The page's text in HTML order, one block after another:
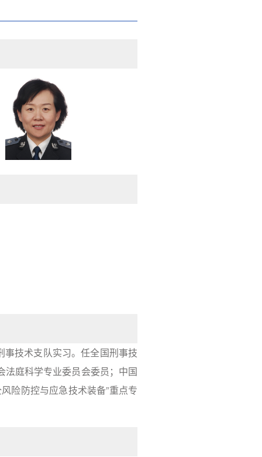
技术支队实习。任全国刑事技
庭科学专业委员会委员；中国
险防控与应急技术装备”重点专